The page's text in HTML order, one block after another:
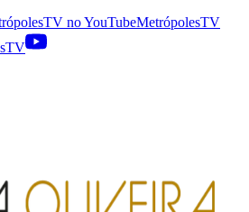
noYouTubeMetrópolesTV